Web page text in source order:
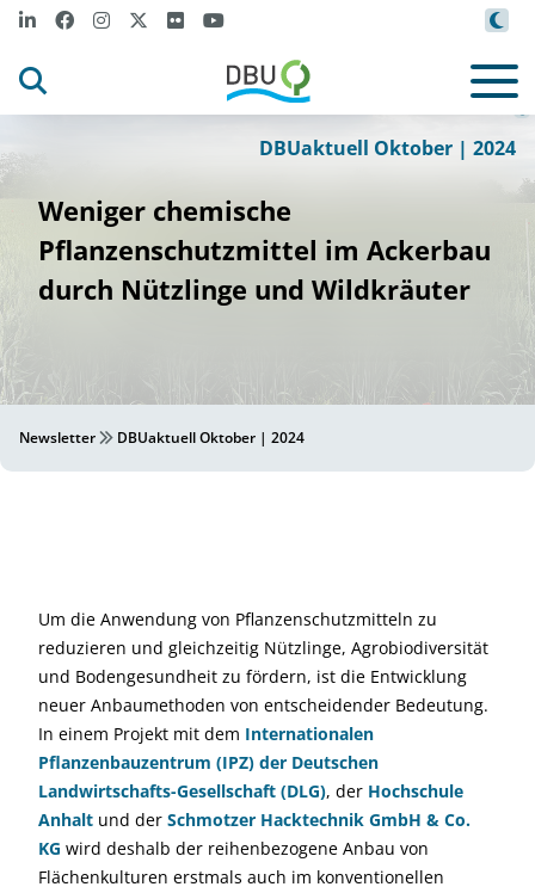
U
t e M
ag
ie
ra
/
DBUaktuell Oktober | 2024
Weniger chemische
Pflanzenschutzmittel im Ackerbau
durch Nützlinge und Wildkräuter
Newsletter DBUaktuell Oktober | 2024
Um die Anwendung von Pflanzenschutzmitteln zu
reduzieren und gleichzeitig Nützlinge, Agrobiodiversität
und Bodengesundheit zu fördern, ist die Entwicklung
neuer Anbaumethoden von entscheidender Bedeutung.
In einem Projekt mit dem Internationalen
Pflanzenbauzentrum (IPZ) der Deutschen
Landwirtschafts-Gesellschaft (DLG), der Hochschule
Anhalt und der Schmotzer Hacktechnik GmbH & Co.
KG wird deshalb der reihenbezogene Anbau von
Flächenkulturen erstmals auch im konventionellen